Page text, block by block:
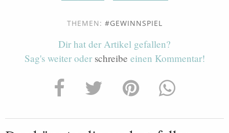
THEMEN: GEWINNSPIEL
Dir hat der Artikel gefallen?
Sag's weiter oder schreibe einen Kommentar!